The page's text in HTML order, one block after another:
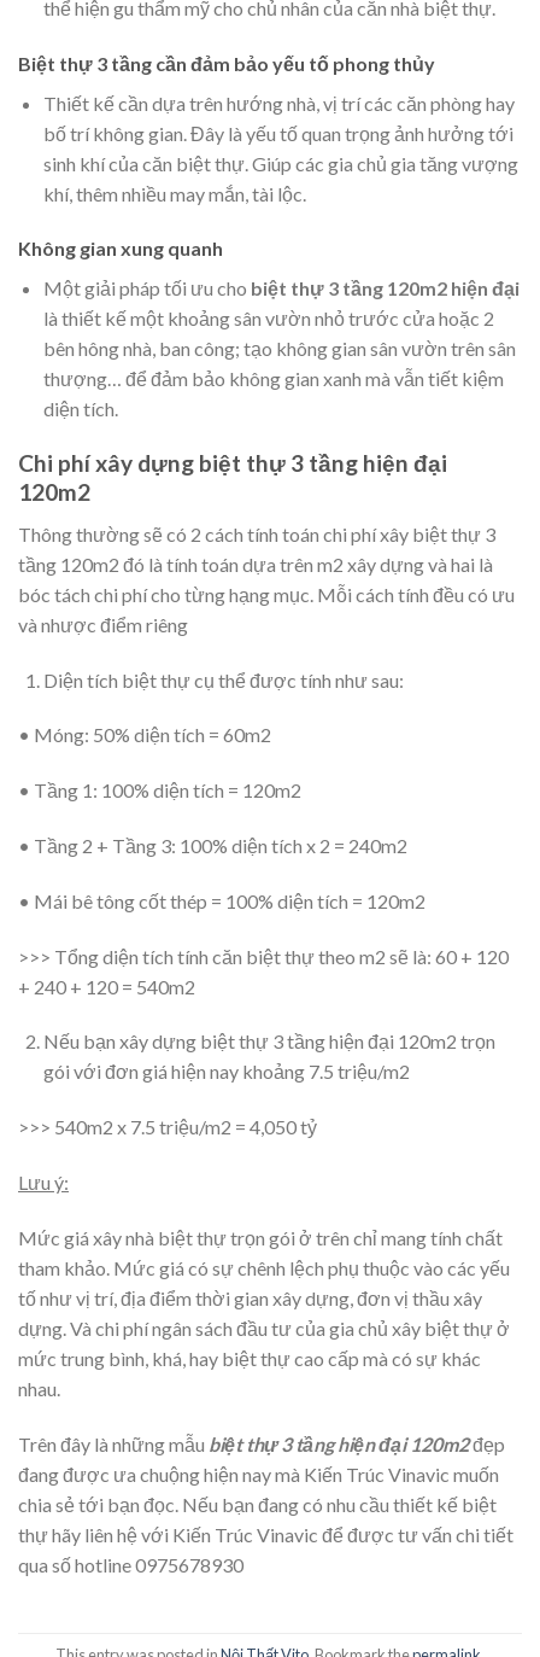
thể hiện gu thẩm mỹ cho chủ nhân của căn nhà biệt thự.
Biệt thự 3 tầng cần đảm bảo yếu tố phong thủy
Thiết kế cần dựa trên hướng nhà, vị trí các căn phòng hay
bố trí không gian. Đây là yếu tố quan trọng ảnh hưởng tới
sinh khí của căn biệt thự. Giúp các gia chủ gia tăng vượng
khí, thêm nhiều may mắn, tài lộc.
Không gian xung quanh
Một giải pháp tối ưu cho biệt thự 3 tầng 120m2 hiện đại
là thiết kế một khoảng sân vườn nhỏ trước cửa hoặc 2
bên hông nhà, ban công; tạo không gian sân vườn trên sân
thượng… để đảm bảo không gian xanh mà vẫn tiết kiệm
diện tích.
Chi phí xây dựng biệt thự 3 tầng hiện đại
120m2
Thông thường sẽ có 2 cách tính toán chi phí xây biệt thự 3
tầng 120m2 đó là tính toán dựa trên m2 xây dựng và hai là
bóc tách chi phí cho từng hạng mục. Mỗi cách tính đều có ưu
và nhược điểm riêng
Diện tích biệt thự cụ thể được tính như sau:
• Móng: 50% diện tích = 60m2
• Tầng 1: 100% diện tích = 120m2
• Tầng 2 + Tầng 3: 100% diện tích x 2 = 240m2
• Mái bê tông cốt thép = 100% diện tích = 120m2
>>> Tổng diện tích tính căn biệt thự theo m2 sẽ là: 60 + 120
+ 240 + 120 = 540m2
Nếu bạn xây dựng biệt thự 3 tầng hiện đại 120m2 trọn
gói với đơn giá hiện nay khoảng 7.5 triệu/m2
>>> 540m2 x 7.5 triệu/m2 = 4,050 tỷ
Lưu ý:
Mức giá xây nhà biệt thự trọn gói ở trên chỉ mang tính chất
tham khảo. Mức giá có sự chênh lệch phụ thuộc vào các yếu
tố như vị trí, địa điểm thời gian xây dựng, đơn vị thầu xây
dựng. Và chi phí ngân sách đầu tư của gia chủ xây biệt thự ở
mức trung bình, khá, hay biệt thự cao cấp mà có sự khác
nhau.
Trên đây là những mẫu biệt thự 3 tầng hiện đại 120m2đẹp
đang được ưa chuộng hiện nay mà Kiến Trúc Vinavic muốn
chia sẻ tới bạn đọc. Nếu bạn đang có nhu cầu thiết kế biệt
thự hãy liên hệ với Kiến Trúc Vinavic để được tư vấn chi tiết
qua số hotline 0975678930